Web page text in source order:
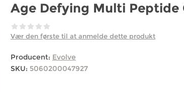
Age Defying Multi Peptide
Vær den første til at anmelde dette produkt
Producent: Evolve
SKU: 5060200047927